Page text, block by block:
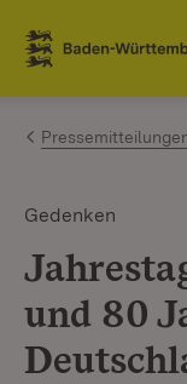
Zum Inhalt
Link zur
Gedenken
und 80